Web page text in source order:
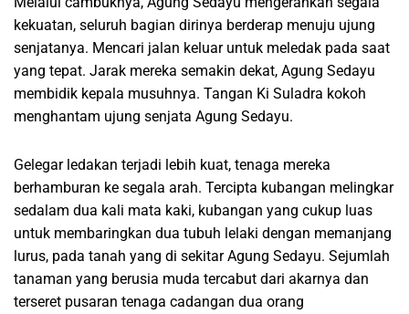
kekuatan, seluruh bagian dirinya berderap menuju ujung
senjatanya. Mencari jalan keluar untuk meledak pada saat
yang tepat. Jarak mereka semakin dekat, Agung Sedayu
membidik kepala musuhnya. Tangan Ki Suladra kokoh
menghantam ujung senjata Agung Sedayu.
Gelegar ledakan terjadi lebih kuat, tenaga mereka
berhamburan ke segala arah. Tercipta kubangan melingkar
sedalam dua kali mata kaki, kubangan yang cukup luas
untuk membaringkan dua tubuh lelaki dengan memanjang
lurus, pada tanah yang di sekitar Agung Sedayu. Sejumlah
tanaman yang berusia muda tercabut dari akarnya dan
terseret pusaran tenaga cadangan dua orang